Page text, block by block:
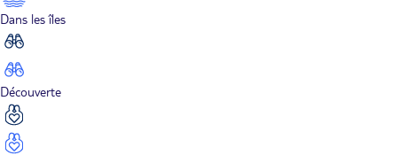
Dans les îles
Découverte